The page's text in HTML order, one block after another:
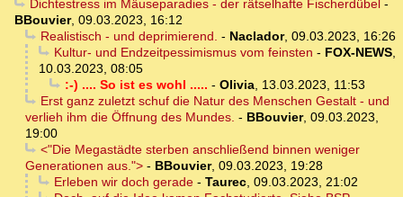
Dichtestress im Mäuseparadies - der rätselhafte Fischerdübel-
BBouvier, 09.03.2023, 16:12
Realistisch - und deprimierend. - Naclador, 09.03.2023, 16:26
Kultur- und Endzeitpessimismus vom feinsten - FOX-NEWS,
10.03.2023, 08:05
:-) .... So ist es wohl ..... - Olivia, 13.03.2023, 11:53
Erst ganz zuletzt schuf die Natur des Menschen Gestalt - und
verlieh ihm die Öffnung des Mundes. - BBouvier, 09.03.2023,
19:00
<"Die Megastädte sterben anschließend binnen weniger
Generationen aus."> - BBouvier, 09.03.2023, 19:28
Erleben wir doch gerade- Taurec, 09.03.2023, 21:02